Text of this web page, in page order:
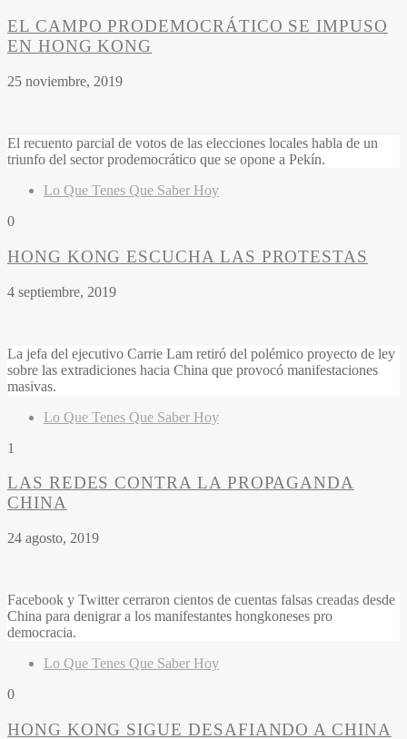
EL CAMPO PRODEMOCRÁTICO SE IMPUSO
EN HONG KONG
25 noviembre, 2019
El recuento parcial de votos de las elecciones locales habla de un
triunfo del sector prodemocrático que se opone a Pekín.
Lo Que Tenes Que Saber Hoy
0
HONG KONG ESCUCHA LAS PROTESTAS
4 septiembre, 2019
La jefa del ejecutivo Carrie Lam retiró del polémico proyecto de ley
sobre las extradiciones hacia China que provocó manifestaciones
masivas.
Lo Que Tenes Que Saber Hoy
1
LAS REDES CONTRA LA PROPAGANDA
CHINA
24 agosto, 2019
Facebook y Twitter cerraron cientos de cuentas falsas creadas desde
China para denigrar a los manifestantes hongkoneses pro
democracia.
Lo Que Tenes Que Saber Hoy
0
HONG KONG SIGUE DESAFIANDO A CHINA